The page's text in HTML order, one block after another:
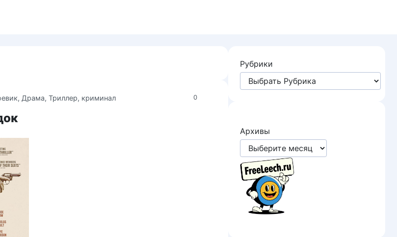
0
, Драма, Триллер, криминал
Рубрики
Архивы